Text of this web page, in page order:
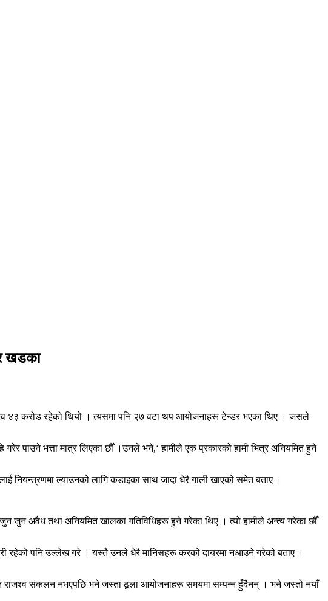
खडका
४३ करोड रहेको थियो । त्यसमा पनि २७ वटा थप आयोजनाहरू टेन्डर भएका थिए । जसले
पाउने भत्ता मात्र लिएका छौँ ।उनले भने,‘ हामीले एक प्रकारको हामी भित्र अनियमित हुने
नियन्त्रणमा ल्याउनको लागि कडाइका साथ जादा धेरै गाली खाएको समेत बताए ।
जुन अवैध तथा अनियमित खालका गतिविधिहरू हुने गरेका थिए । त्यो हामीले अन्त्य गरेका छौँ
रहेको पनि उल्लेख गरे । यस्तै उनले धेरै मानिसहरू करको दायरमा नआउने गरेको बताए ।
राजश्व संकलन नभएपछि भने जस्ता ठूला आयोजनाहरू समयमा सम्पन्न हुँदैनन् । भने जस्तो नयाँ